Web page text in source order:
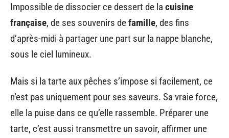
Impossible de dissocier ce dessert de la cuisine
française, de ses souvenirs defamille, des fins
d’après-midi à partager une part sur la nappe blanche,
sous le ciel lumineux.
Mais si la tarte aux pêches s’impose si facilement, ce
n’est pas uniquement pour ses saveurs. Sa vraie force,
elle la puise dans ce qu’elle rassemble. Préparer une
tarte, c’est aussi transmettre un savoir, affirmer une